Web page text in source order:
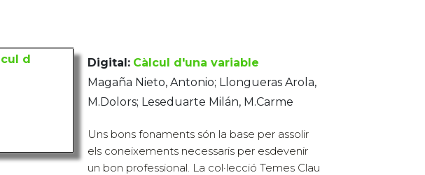
Digital: Càlcul d'una variable
Magaña Nieto, Antonio; Llongueras Arola,
M.Dolors; Leseduarte Milán, M.Carme
Uns bons fonaments són la base per assolir
els coneixements necessaris per esdevenir
un bon professional. La col·lecció Temes Clau